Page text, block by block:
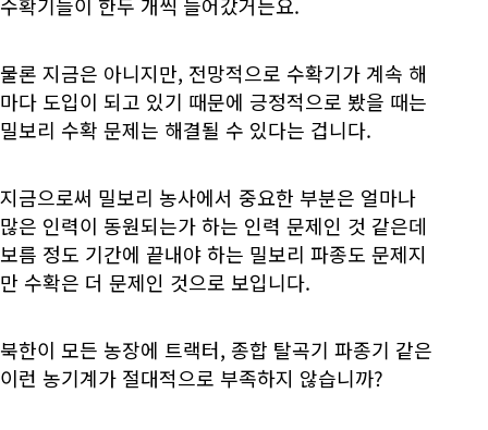
수확기들이 한두 개씩 들어갔거든요.
물론 지금은 아니지만, 전망적으로 수확기가 계속 해
마다 도입이 되고 있기 때문에 긍정적으로 봤을 때는
밀보리 수확 문제는 해결될 수 있다는 겁니다.
지금으로써 밀보리 농사에서 중요한 부분은 얼마나
많은 인력이 동원되는가 하는 인력 문제인 것 같은데
보름 정도 기간에 끝내야 하는 밀보리 파종도 문제지
만 수확은 더 문제인 것으로 보입니다.
북한이 모든 농장에 트랙터, 종합 탈곡기 파종기 같은
이런 농기계가 절대적으로 부족하지 않습니까?